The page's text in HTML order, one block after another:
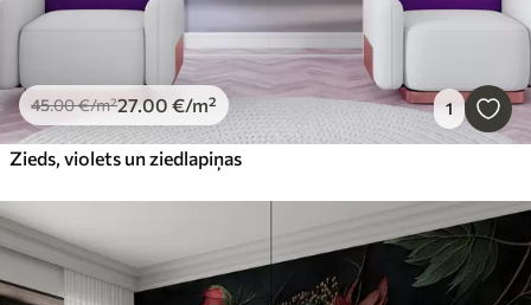
45.00€/m²27.00 €/m² 1
Zieds, violets un ziedlapiņas